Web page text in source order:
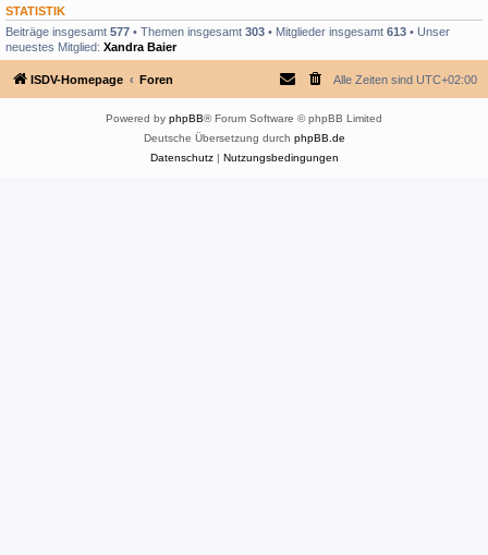
STATISTIK
Beiträge insgesamt 577 • Themen insgesamt 303 • Mitglieder insgesamt 613 • Unser
neuestes Mitglied: Xandra Baier
ISDV-Homepage Foren Alle Zeiten sind UTC+02:00
Powered by phpBB® Forum Software © phpBB Limited
Deutsche Übersetzung durch phpBB.de
Datenschutz| Nutzungsbedingungen